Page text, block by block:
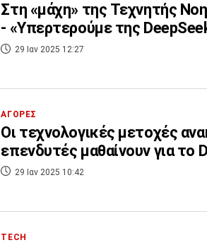
Στη «μάχη» της Τεχνητής
- «Υπερτερούμε της
29 Ιαν 2025 12:27
ΑΓΟΡΕΣ
Οι τεχνολογικές μετοχές
επενδυτές μαθαίνουν για το
29 Ιαν 2025 10:42
TECH